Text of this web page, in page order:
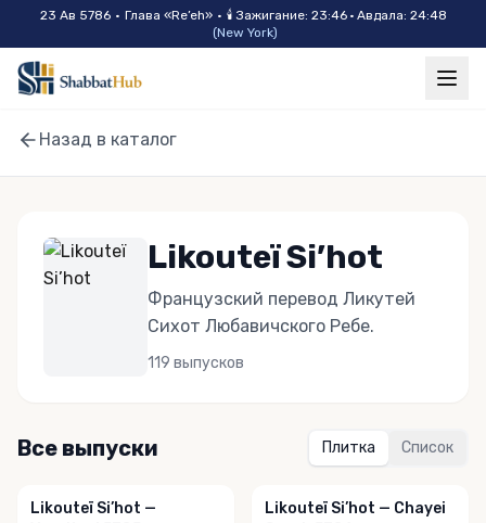
Skip to main content
23 Ав 5786 • Глава «Re’eh» • 🕯 Зажигание: 23:46 · Авдала: 24:48
(New York)
Назад в каталог
Likouteï Si’hot
Французский перевод Ликутей
Сихот Любавичского Ребе.
119 выпусков
Все выпуски Плитка Список
Likouteï Si’hot —
Likouteï Si’hot — Chayei